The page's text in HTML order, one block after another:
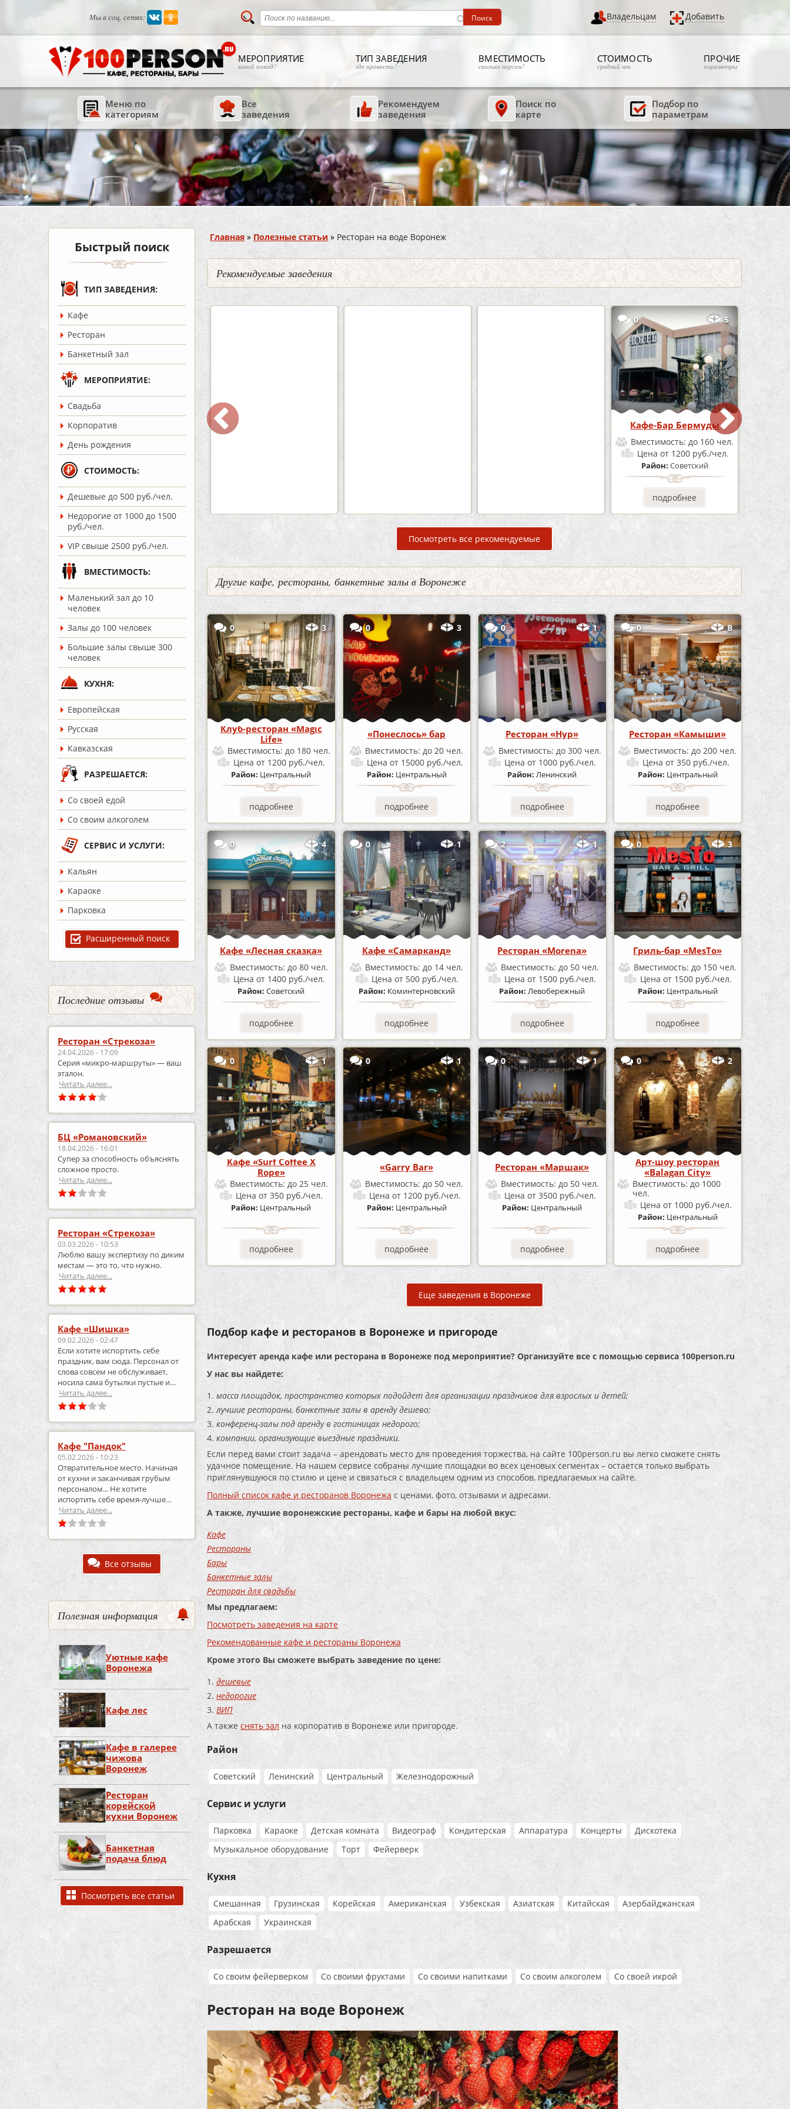
Мы в соц. сетях: Владельцам Добавить
МЕРОПРИЯТИЕ
какой повод?
ТИП ЗАВЕДЕНИЯ
где провести?
ВМЕСТИМОСТЬ
сколько персон?
СТОИМОСТЬ
средний чек
ПРОЧИЕ
параметры
Меню по
категориям
Все
заведения
Рекомендуем
заведения
Поиск по
карте
Подбор по
параметрам
Быстрый поиск
ТИП ЗАВЕДЕНИЯ:
Кафе
Ресторан
Банкетный зал
МЕРОПРИЯТИЕ:
Cвадьба
Корпоратив
День рождения
СТОИМОСТЬ:
Дешевые до 500 руб./чел.
Недорогие от 1000 до 1500
руб./чел.
VIP свыше 2500 руб./чел.
ВМЕСТИМОСТЬ:
Маленький зал до 10
человек
Залы до 100 человек
Большие залы свыше 300
человек
КУХНЯ:
Европейская
Русская
Кавказская
РАЗРЕШАЕТСЯ:
Со своей едой
Со своим алкоголем
СЕРВИС И УСЛУГИ:
Кальян
Караоке
Парковка
Расширенный поиск
Последние отзывы
Ресторан «Стрекоза»
24.04.2026 - 17:09
Серия «микро‑маршруты» — ваш
эталон.
Читать далее...
БЦ «Романовский»
18.04.2026 - 16:01
Супер за способность объяснять
сложное просто.
Читать далее...
Ресторан «Стрекоза»
03.03.2026 - 10:53
Люблю вашу экспертизу по диким
местам — это то, что нужно.
Читать далее...
Кафе «Шишка»
09.02.2026 - 02:47
Если хотите испортить себе
праздник, вам сюда. Персонал от
слова совсем не обслуживает,
носила сама бутылки пустые и
приносила полные.
Читать далее...
Кафе "Пандок"
05.02.2026 - 10:23
Отвратительное место. Начиная
от кухни и заканчивая грубым
персоналом... Не хотите
испортить себе время-лучше
выберите что-то другое..
Читать далее...
Все отзывы
Полезная информация
Уютные кафе
Воронежа
Кафе лес
Кафе в галерее
чижова
Воронеж
Ресторан
корейской
кухни Воронеж
Банкетная
подача блюд
Посмотреть все статьи
Вы здесь
Главная » Полезные статьи » Ресторан на воде Воронеж
Рекомендуемые заведения
3
до 100 чел.
1700 руб./чел.
Кафе-Бар Бермуды
Вместимость:
Ценаот 1200 руб./чел.
Район:
подробнее
0 5
Кафе-Бар Бермуды
Вместимость: до 160 чел.
Цена от 1200 руб./чел.
Район: Советский
подробнее
Посмотреть все рекомендуемые
Другие кафе, рестораны, банкетные залы в Воронеже
0 3
Клуб-ресторан «Magic
Life»
Вместимость: до 180 чел.
Ценаот 1200 руб./чел.
Район: Центральный
подробнее
0 3
«Понеслось» бар
Вместимость: до 20 чел.
Цена от 15000 руб./чел.
Район: Центральный
подробнее
0 1
Ресторан «Нур»
Вместимость: до 300 чел.
Ценаот 1000 руб./чел.
Район:Ленинский
подробнее
0 В
Ресторан «Камыши»
Вместимость: до 200 чел.
Цена от 350 руб./чел.
Район: Центральный
подробнее
0 4
Кафе «Лесная сказка»
Вместимость: до 80 чел.
Ценаот 1400 руб./чел.
Район:Советский
подробнее
0 1
Кафе «Самарканд»
Вместимость: до 14 чел.
Цена от 500 руб./чел.
Район: Коминтерновский
подробнее
2 1
Ресторан «Morena»
Вместимость: до 50 чел.
Ценаот 1500 руб./чел.
Район:Левобережный
подробнее
0 3
Гриль-бар «MesTo»
Вместимость: до 150 чел.
Цена от 1500 руб./чел.
Район: Центральный
подробнее
0 1
Кафе «Surf Coffee X
Rope»
Вместимость: до 25 чел.
Ценаот 350 руб./чел.
Район: Центральный
подробнее
0 1
«Garry Bar»
Вместимость: до 50 чел.
Цена от 1200 руб./чел.
Район: Центральный
подробнее
0 1
Ресторан «Маршак»
Вместимость: до 50 чел.
Ценаот 3500 руб./чел.
Район: Центральный
подробнее
0 2
Арт-шоу ресторан
«Balagan City»
Вместимость: до 1000
чел.
Цена от 1000 руб./чел.
Район: Центральный
подробнее
Еще заведения в Воронеже
Подбор кафе и ресторанов в Воронеже и пригороде
Интересует аренда кафе или ресторана в Воронеже под мероприятие? Организуйте все с помощью сервиса 100person.ru
У нас вы найдете:
масса площадок, пространство которых подойдет для организации праздников для взрослых и детей;
лучшие рестораны, банкетные залы в аренду дешево;
конференц-залы под аренду в гостиницах недорого;
компании, организующие выездные праздники.
Если перед вами стоит задача – арендовать место для проведения торжества, на сайте 100person.ru вы легко сможете снять
удачное помещение. На нашем сервисе собраны лучшие площадки во всех ценовых сегментах – остается только выбрать
приглянувшуюся по стилю и цене и связаться с владельцем одним из способов, предлагаемых на сайте.
Полный список кафе и ресторанов Воронежа с ценами, фото, отзывами и адресами.
А также, лучшие воронежские рестораны, кафе и бары на любой вкус:
Кафе
Рестораны
Бары
Банкетные залы
Ресторан для свадьбы
Мы предлагаем:
Посмотреть заведения на карте
Рекомендованные кафе и рестораны Воронежа
Кроме этого Вы сможете выбрать заведение по цене:
дешевые
недорогие
ВИП
А также снять зал на корпоратив в Воронеже или пригороде.
Район
Советский Ленинский Центральный Железнодорожный
Сервис и услуги
Парковка Караоке Детская комната Видеограф Кондитерская Аппаратура Концерты
Дискотека
Музыкальное оборудование
Торт Фейерверк
Кухня
Смешанная Грузинская Корейская Американская Узбекская Азиатская Китайская
Азербайджанская
Арабская
Украинская
Разрешается
Со своим фейерверком Со своими фруктами Со своими напитками Со своим алкоголем Со своей икрой
Ресторан на воде Воронеж